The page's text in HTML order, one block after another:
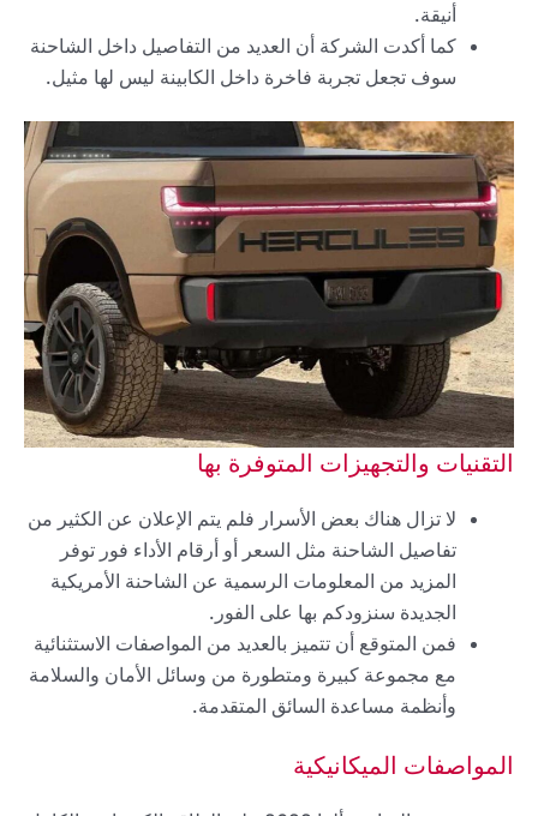
أنيقة.
كما أكدت الشركة أن العديد من التفاصيل داخل الشاحنة
سوف تجعل تجربة فاخرة داخل الكابينة ليس لها مثيل.
التقنيات والتجهيزات المتوفرة بها
لا تزال هناك بعض الأسرار فلم يتم الإعلان عن الكثير من
تفاصيل الشاحنة مثل السعر أو أرقام الأداء فور توفر
المزيد من المعلومات الرسمية عن الشاحنة الأمريكية
الجديدة سنزودكم بها على الفور.
فمن المتوقع أن تتميز بالعديد من المواصفات الاستثنائية
مع مجموعة كبيرة ومتطورة من وسائل الأمان والسلامة
وأنظمة مساعدة السائق المتقدمة.
المواصفات الميكانيكية